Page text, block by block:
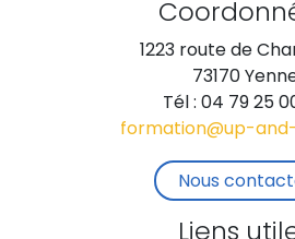
1223 route de
73170
Tél : 04 79 25
formation@up-
Nous
Liens